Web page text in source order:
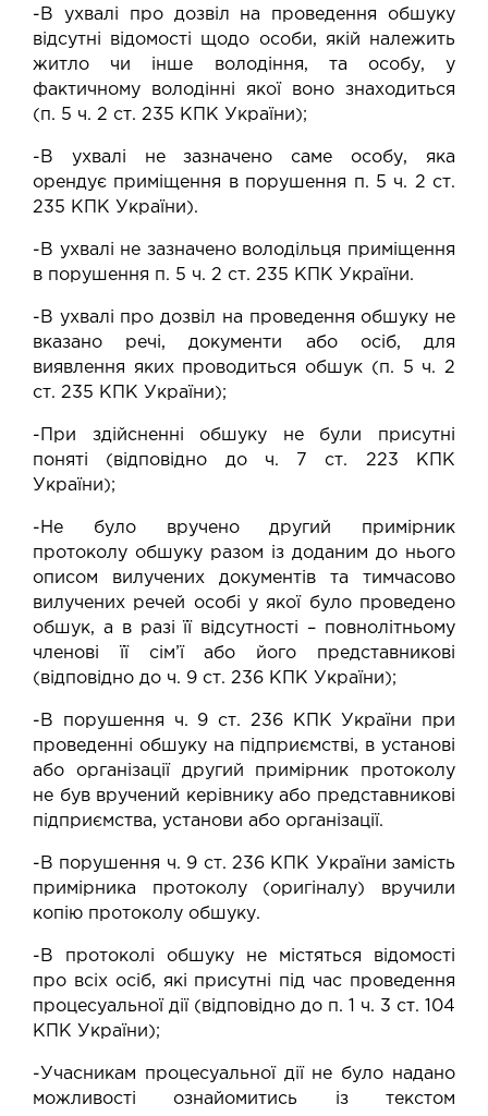
-В ухвалі про дозвіл на проведення обшуку
відсутні відомості щодо особи, якій належить
житло чи інше володіння, та особу, у
фактичному володінні якої воно знаходиться
(п. 5 ч. 2 ст. 235 КПК України);
-В ухвалі не зазначено саме особу, яка
орендує приміщення в порушення п. 5 ч. 2 ст.
235 КПК України).
-В ухвалі не зазначено володільця приміщення
в порушення п. 5 ч. 2 ст. 235 КПК України.
-В ухвалі про дозвіл на проведення обшуку не
вказано речі, документи або осіб, для
виявлення яких проводиться обшук (п. 5 ч. 2
ст. 235 КПК України);
-При здійсненні обшуку не були присутні
поняті (відповідно до ч. 7 ст. 223 КПК
України);
-Не було вручено другий примірник
протоколу обшуку разом із доданим до нього
описом вилучених документів та тимчасово
вилучених речей особі у якої було проведено
обшук, а в разі її відсутності – повнолітньому
членові її сім’ї або його представникові
(відповідно до ч. 9 ст. 236 КПК України);
-В порушення ч. 9 ст. 236 КПК України при
проведенні обшуку на підприємстві, в установі
або організації другий примірник протоколу
не був вручений керівнику або представникові
підприємства, установи або організації.
-В порушення ч. 9 ст. 236 КПК України замість
примірника протоколу (оригіналу) вручили
копію протоколу обшуку.
-В протоколі обшуку не містяться відомості
про всіх осіб, які присутні під час проведення
процесуальної дії (відповідно до п. 1 ч. 3 ст. 104
КПК України);
-Учасникам процесуальної дії не було надано
можливості ознайомитись із текстом